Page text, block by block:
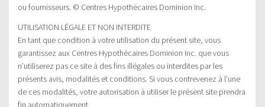
ou fournisseurs. © Centres Hypothécaires Dominion Inc.
UTILISATION LÉGALE ET NON INTERDITE
En tant que condition à votre utilisation du présent site, vous
garantissez aux Centres Hypothécaires Dominion Inc. que vous
n’utiliserez pas ce site à des fins illégales ou interdites par les
présents avis, modalités et conditions. Si vous contrevenez à l’une
de ces modalités, votre autorisation à utiliser le présent site prendra
fin automatiquement.